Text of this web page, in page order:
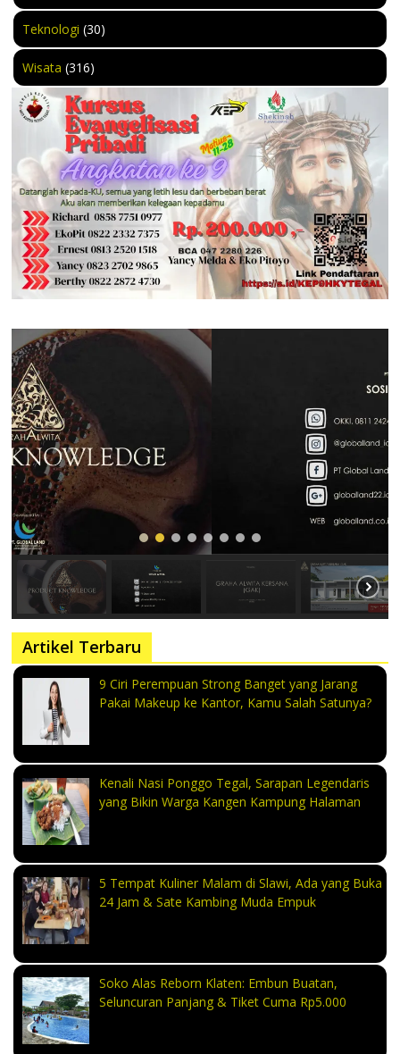
Teknologi (30)
Wisata (316)
Artikel Terbaru
9 Ciri Perempuan Strong Banget yang Jarang
Pakai Makeup ke Kantor, Kamu Salah Satunya?
Kenali Nasi Ponggo Tegal, Sarapan Legendaris
yang Bikin Warga Kangen Kampung Halaman
5 Tempat Kuliner Malam di Slawi, Ada yang Buka
24 Jam & Sate Kambing Muda Empuk
Soko Alas Reborn Klaten: Embun Buatan,
Seluncuran Panjang & Tiket Cuma Rp5.000